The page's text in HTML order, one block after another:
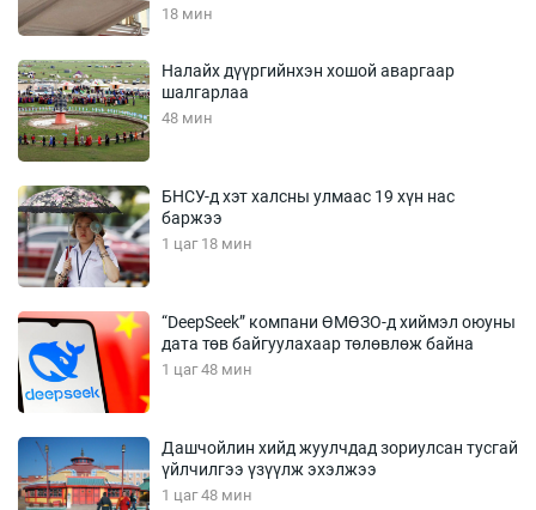
18 мин
Налайх дүүргийнхэн хошой аваргаар
шалгарлаа
48 мин
БНСУ-д хэт халсны улмаас 19 хүн нас
баржээ
1 цаг 18 мин
“DeepSeek” компани ӨМӨЗО-д хиймэл оюуны
дата төв байгуулахаар төлөвлөж байна
1 цаг 48 мин
Дашчойлин хийд жуулчдад зориулсан тусгай
үйлчилгээ үзүүлж эхэлжээ
1 цаг 48 мин